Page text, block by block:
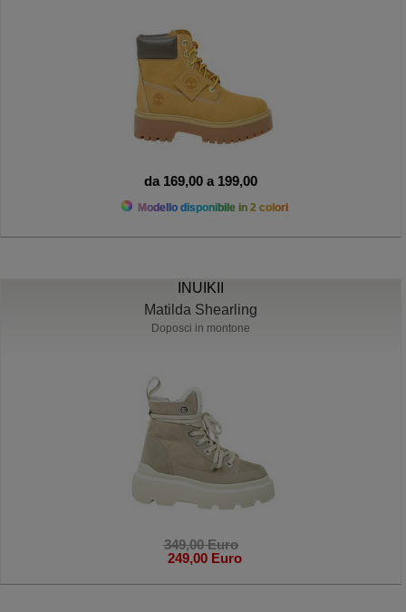
da 169,00 a 199,00
Modello disponibile in 2 colori
INUIKII
Matilda Shearling
Doposci in montone
349,00 Euro
249,00 Euro